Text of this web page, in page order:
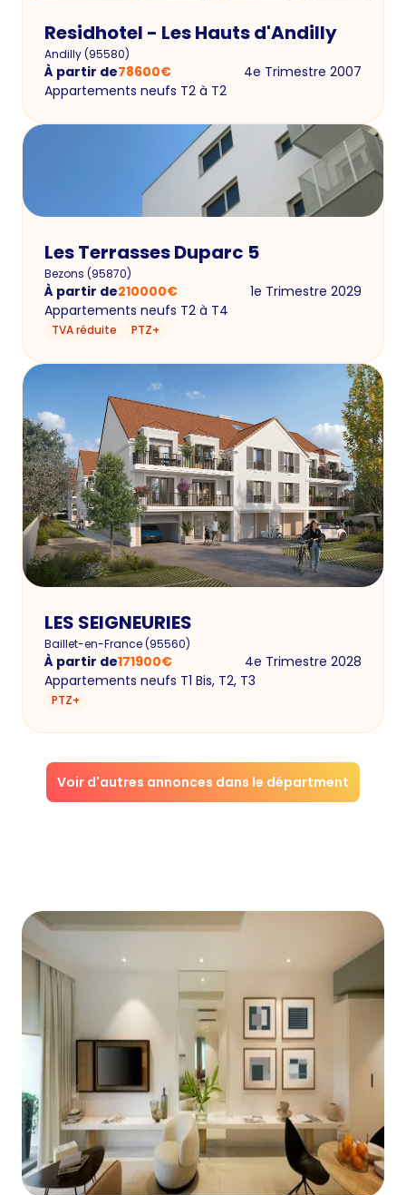
Residhotel - Les Hauts d'Andilly
Andilly(95580)
À partir de78600€
4e Trimestre 2007
Appartements neufs T2 à T2
Les Terrasses Duparc 5
Bezons (95870)
À partir de210000€
1e Trimestre 2029
Appartements neufs T2 à T4
TVA réduite PTZ+
LES SEIGNEURIES
Baillet-en-France(95560)
À partir de171900€
4e Trimestre 2028
Appartements neufs T1 Bis, T2, T3
PTZ+
Voir d'autres annonces dans le départment